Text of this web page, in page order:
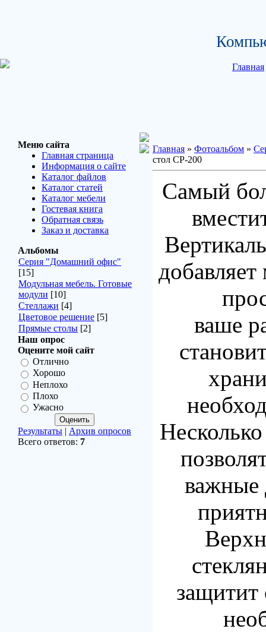
Главная
Меню сайта
Главная страница
Информация о сайте
Каталог файлов
Каталог статей
Каталог мебели
Гостевая книга
Обратная связь
Заказ и доставка
Альбомы
Серия "Домашний офис"
[15]
Модульная мебель. Готовые
модули [10]
Стеллажи [4]
Цветовое решение [5]
Прямые столы [2]
Наш опрос
Оцените мой сайт
Отлично
Хорошо
Неплохо
Плохо
Ужасно
Результаты | Архив опросов
Всего ответов: 7
Главная » Фотоальбом »
стол СР-200
Самый
добавляет
ваше
важные
защитит